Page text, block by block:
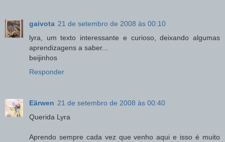
gaivota 21 de setembro de 2008 às 00:10
lyra, um texto interessante e curioso, deixando algumas
aprendizagens a saber...
beijinhos
Responder
Eärwen 21 de setembro de 2008 às 00:40
Querida Lyra
Aprendo sempre cada vez que venho aqui e isso é muito